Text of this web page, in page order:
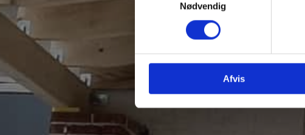
Nødvendig
Afvis